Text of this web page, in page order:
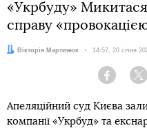
«Укрбуду» Микитася
справу
Автор:Вікторія Мартинюк Дата:
14:57, 20 січня
Facebook
Апеляційний суд Києва
компанії «Укрбуд» та